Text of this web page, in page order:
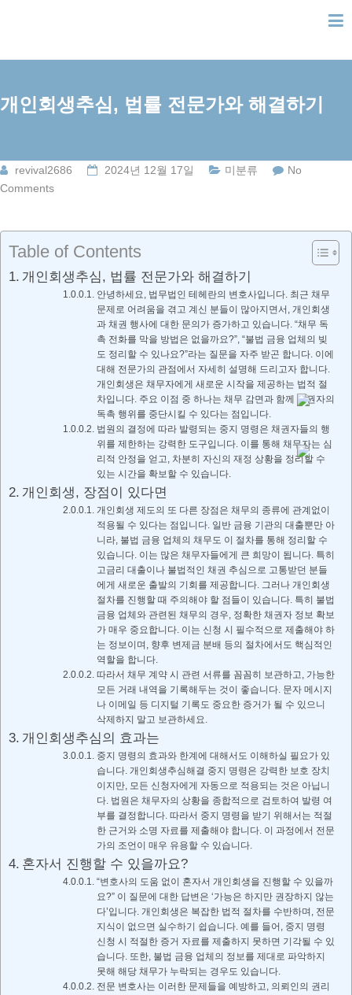
content
개인회생추심, 법률 전문가와 해결하기
revival2686 2024년 12월 17일 미분류
No
Comments
Table of Contents
개인회생추심, 법률 전문가와 해결하기
안녕하세요, 법무법인 테헤란의 변호사입니다. 최근 채무
문제로 어려움을 겪고 계신 분들이 많아지면서, 개인회생
과 채권 행사에 대한 문의가 증가하고 있습니다. “채무 독
촉 전화를 막을 방법은 없을까요?”, “불법 금융 업체의 빚
도 정리할 수 있나요?”라는 질문을 자주 받곤 합니다. 이에
대해 전문가의 관점에서 자세히 설명해 드리고자 합니다.
개인회생은 채무자에게 새로운 시작을 제공하는 법적 절
차입니다. 주요 이점 중 하나는 채무 감면과 함께 채권자의
독촉 행위를 중단시킬 수 있다는 점입니다.
법원의 결정에 따라 발령되는 중지 명령은 채권자들의 행
위를 제한하는 강력한 도구입니다. 이를 통해 채무자는 심
리적 안정을 얻고, 차분히 자신의 재정 상황을 정리할 수
있는 시간을 확보할 수 있습니다.
개인회생, 장점이 있다면
개인회생 제도의 또 다른 장점은 채무의 종류에 관계없이
적용될 수 있다는 점입니다. 일반 금융 기관의 대출뿐만 아
니라, 불법 금융 업체의 채무도 이 절차를 통해 정리할 수
있습니다. 이는 많은 채무자들에게 큰 희망이 됩니다. 특히
고금리 대출이나 불법적인 채권 추심으로 고통받던 분들
에게 새로운 출발의 기회를 제공합니다. 그러나 개인회생
절차를 진행할 때 주의해야 할 점들이 있습니다. 특히 불법
금융 업체와 관련된 채무의 경우, 정확한 채권자 정보 확보
가 매우 중요합니다. 이는 신청 시 필수적으로 제출해야 하
는 정보이며, 향후 변제금 분배 등의 절차에서도 핵심적인
역할을 합니다.
따라서 채무 계약 시 관련 서류를 꼼꼼히 보관하고, 가능한
모든 거래 내역을 기록해두는 것이 좋습니다. 문자 메시지
나 이메일 등 디지털 기록도 중요한 증거가 될 수 있으니
삭제하지 말고 보관하세요.
개인회생추심의 효과는
중지 명령의 효과와 한계에 대해서도 이해하실 필요가 있
습니다. 개인회생추심해결 중지 명령은 강력한 보호 장치
이지만, 모든 신청자에게 자동으로 적용되는 것은 아닙니
다. 법원은 채무자의 상황을 종합적으로 검토하여 발령 여
부를 결정합니다. 따라서 중지 명령을 받기 위해서는 적절
한 근거와 소명 자료를 제출해야 합니다. 이 과정에서 전문
가의 조언이 매우 유용할 수 있습니다.
혼자서 진행할 수 있을까요?
“변호사의 도움 없이 혼자서 개인회생을 진행할 수 있을까
요?” 이 질문에 대한 답변은 ‘가능은 하지만 권장하지 않는
다’입니다. 개인회생은 복잡한 법적 절차를 수반하며, 전문
지식이 없으면 실수하기 쉽습니다. 예를 들어, 중지 명령
신청 시 적절한 증거 자료를 제출하지 못하면 기각될 수 있
습니다. 또한, 불법 금융 업체의 정보를 제대로 파악하지
못해 해당 채무가 누락되는 경우도 있습니다.
전문 변호사는 이러한 문제들을 예방하고, 의뢰인의 권리